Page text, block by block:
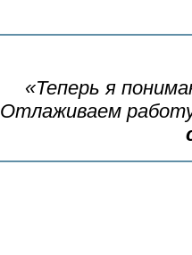
«Теперь я
Отлаживаем